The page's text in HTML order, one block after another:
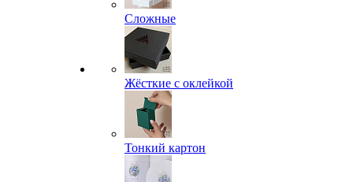
Сложные
Жёсткие с оклейкой
Тонкий картон